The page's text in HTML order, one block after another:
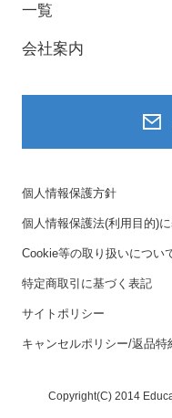
一覧
会社案内
個人情報保護方針
個人情報保護法(利用目的)
Cookie等の取り扱いについ
特定商取引に基づく表記
サイトポリシー
キャンセルポリシー/返品特
Copyright(C) 2014